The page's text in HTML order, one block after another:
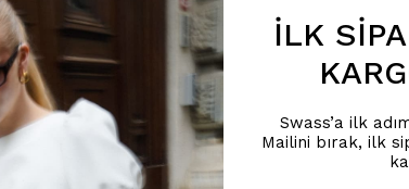
İLK
Swass’a ilk
Mailini bırak, ilk